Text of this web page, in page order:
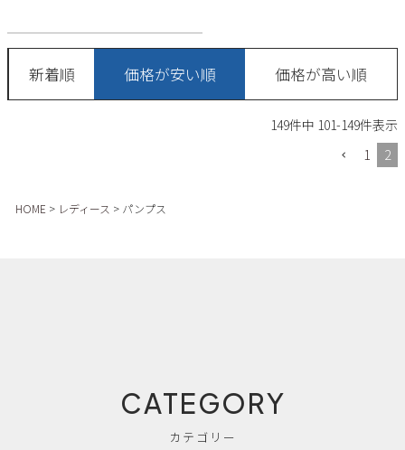
新着順 価格が安い順 価格が高い順
149件中 101-149件表示
1
2
HOME レディース パンプス
CATEGORY
カテゴリー